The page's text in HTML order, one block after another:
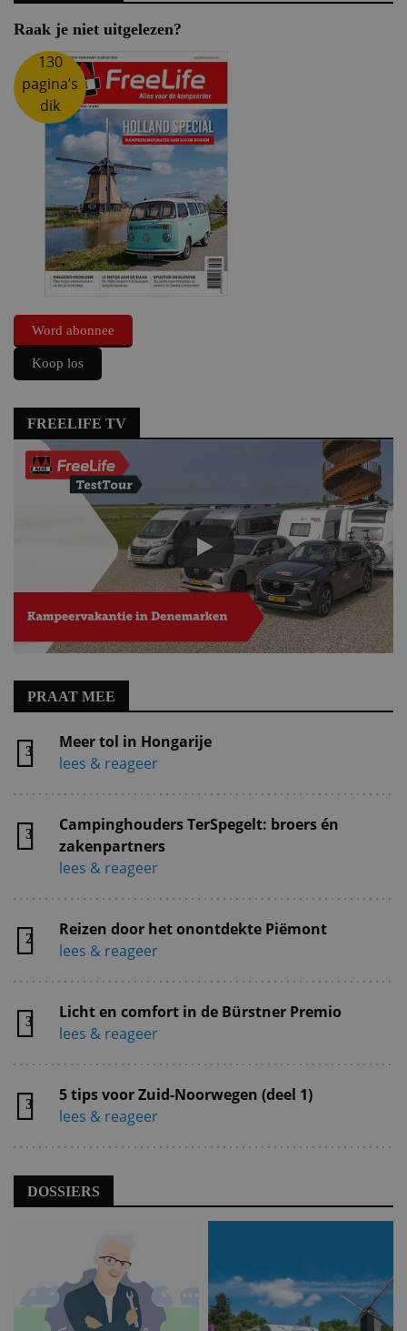
Raak je niet uitgelezen?
130
pagina’s
dik
Word abonnee
Koop los
FREELIFE TV
PRAAT MEE
3
Meer tol in Hongarije
lees & reageer
3
Campinghouders TerSpegelt: broers én
zakenpartners
lees & reageer
2
Reizen door het onontdekte Piëmont
lees & reageer
3
Licht en comfort in de Bürstner Premio
lees & reageer
3
5 tips voor Zuid-Noorwegen (deel 1)
lees & reageer
DOSSIERS